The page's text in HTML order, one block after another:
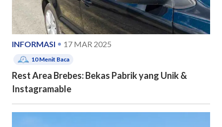
INFORMASI 17 MAR 2025
10Menit Baca
Rest Area Brebes: Bekas Pabrik yang Unik &
Instagramable